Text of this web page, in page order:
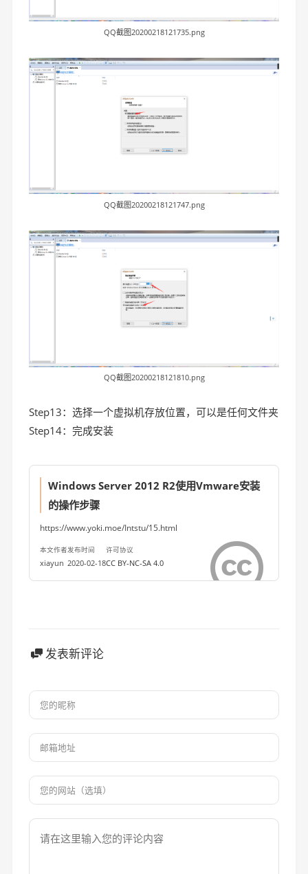
QQ截图20200218121735.png
QQ截图20200218121747.png
QQ截图20200218121810.png
Step13：选择一个虚拟机存放位置，可以是任何文件夹
Step14：完成安装
Windows Server 2012 R2使用Vmware安装
的操作步骤
https://www.yoki.moe/Intstu/15.html
本文作者
xiayun
发布时间
2020-02-18
许可协议
CC BY-NC-SA 4.0
发表新评论